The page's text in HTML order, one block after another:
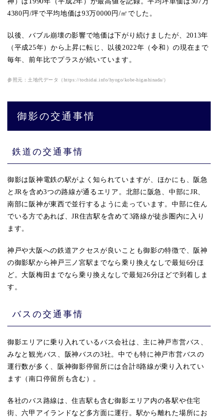
4380円/坪で平均地価は93万0000円/㎡でした。
以後、バブル崩壊の影響で地価は下がり続けましたが、2013年
（平成25年）から上昇に転じ、以後2022年（令和）の現在まで
毎年、前年比でプラスが続いています。
参照元：土地代データ（https://tochidai.info/hyogo/kobe-higashinada/）
御影の交通事情
鉄道の交通事情
御影は阪神電鉄の駅がよく知られていますが、ほかにも、阪急
とJRを含め3つの路線が通るエリア。北部に阪急、中部にJR、
南部に阪神が東西で並行するように走っています。中部に住ん
でいる方であれば、JR住吉駅を含めて3路線が徒歩圏内に入り
ます。
神戸や大阪への鉄道アクセスが良いことも御影の特徴で、阪神
の御影駅から神戸三ノ宮駅までなら乗り換えなしで最短6分ほ
ど。大阪梅田までなら乗り換えなしで最短26分ほどで到着しま
す。
バスの交通事情
御影エリアに乗り入れているバス会社は、主に神戸市営バス、
みなと観光バス、阪神バスの3社。中でも特に神戸市営バスの
運行数が多く、阪神御影停留所には合計8路線が乗り入れてい
ます（南口停留所も含む）。
各社のバス路線は、住吉駅も含む御影エリア内の各駅や住宅
街、六甲アイランドなど多方面に運行。駅から離れた場所にお